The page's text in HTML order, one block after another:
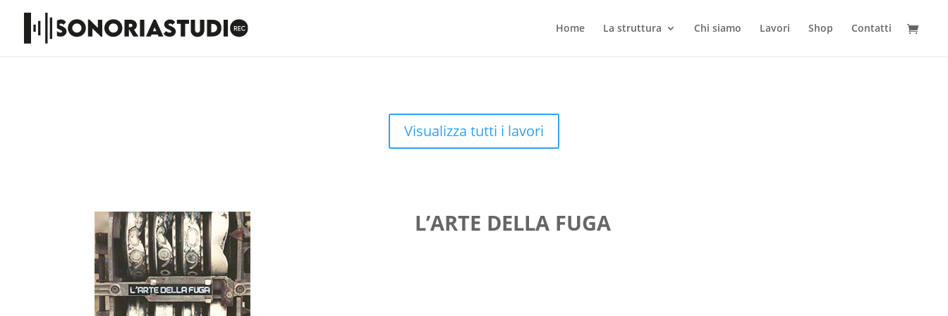
Home La struttura Chi siamo Lavori Shop Contatti
Visualizza tutti i lavori
L’ARTE DELLA FUGA